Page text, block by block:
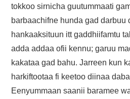
tokkoo sirnicha guutummaati
barbaachifne hunda gad darbuu
hankaaksituun itt gaddhiifamtu
adda addaa ofii kennu; garuu
kakataa gad bahu. Jarreen kun
harkiftootaa fi keetoo diinaa
Eenyummaan saanii baramee